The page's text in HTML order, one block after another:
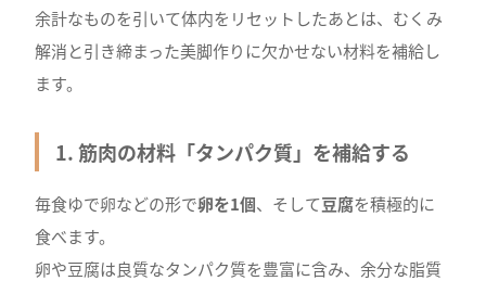
余計なものを引いて体内をリセットしたあとは、むくみ
解消と引き締まった美脚作りに欠かせない材料を補給し
ます。
1. 筋肉の材料「タンパク質」を補給する
毎食ゆで卵などの形で卵を1個、そして豆腐を積極的に
食べます。
卵や豆腐は良質なタンパク質を豊富に含み、余分な脂質